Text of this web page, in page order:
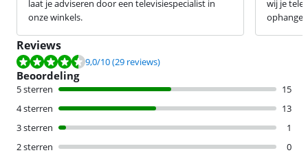
laat je adviseren door een televisiespecialist in
onze winkels.
wij je
Reviews
Beoordeling is 9,0 van de 10, gebaseerd op 29 reviews.
9,0/10(29 reviews)
Beoordeling
5 sterren
15
4 sterren
13
3 sterren
1
2 sterren
0